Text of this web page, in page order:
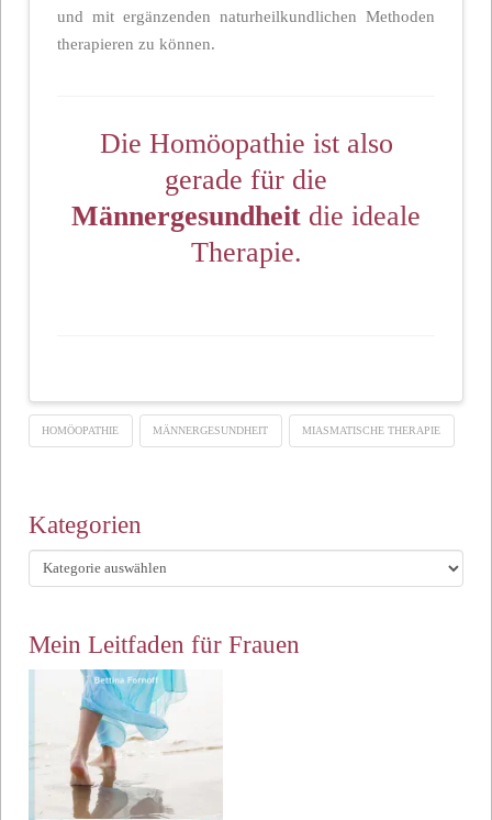
und mit ergänzenden naturheilkundlichen Methoden
therapieren zu können.
Die Homöopathie ist also
gerade für die
Männergesundheit die ideale
Therapie.
HOMÖOPATHIE MÄNNERGESUNDHEIT MIASMATISCHE THERAPIE
Kategorien
Kategorien
Mein Leitfaden für Frauen